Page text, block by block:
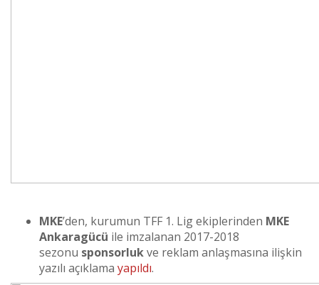
MKE’den, kurumun TFF 1. Lig ekiplerinden MKE
Ankaragücü ile imzalanan 2017-2018
sezonu sponsorlukve reklam anlaşmasına ilişkin
yazılı açıklama yapıldı.